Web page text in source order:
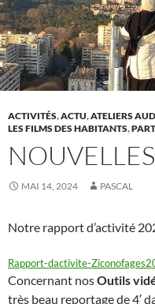
ACTIVITÉS,ACTU,ATELIERS
LES FILMS DES HABITANTS,
MAI 14, 2024 PASCAL
Notre rapport d’activité
Rapport-dactivite-
Concernant nosOutils
très beau reportage de 4′